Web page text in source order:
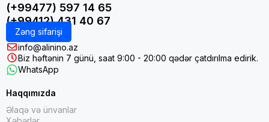
(+99477) 597 14 65
(+99412) 431 40 67
Zəng sifarişi
info@alinino.az
Biz həftənin 7 günü, saat 9:00 - 20:00 qədər çatdırılma edirik.
WhatsApp
Haqqımızda
Əlaqə və ünvanlar